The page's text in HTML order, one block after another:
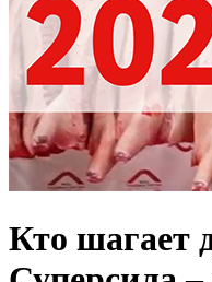
Кто шагает